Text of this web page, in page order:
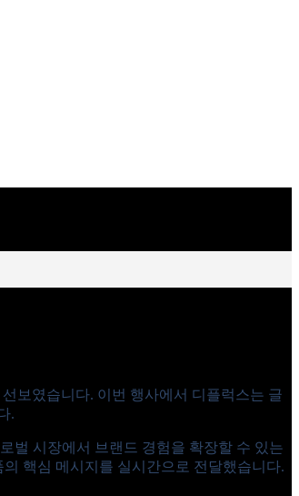
보였습니다. 이번 행사에서 디플럭스는 글
.
벌 시장에서 브랜드 경험을 확장할 수 있는
핵심 메시지를 실시간으로 전달했습니다.